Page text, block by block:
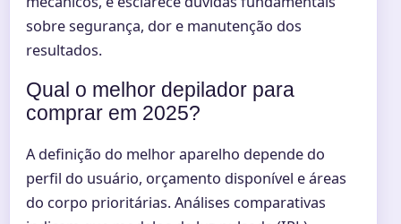
sobre segurança, dor e manutenção dos
resultados.
Qual o melhor depilador para
comprar em 2025?
A definição do melhor aparelho depende do
perfil do usuário, orçamento disponível e áreas
do corpo prioritárias. Análises comparativas